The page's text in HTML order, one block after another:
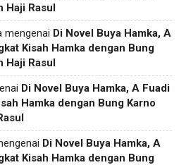
Haji Rasul
mengenai Di Novel Buya Hamka, A
Kisah Hamka dengan Bung
Haji Rasul
Di Novel Buya Hamka, A Fuadi
Hamka dengan Bung Karno
Di Novel Buya Hamka, A
Kisah Hamka dengan Bung